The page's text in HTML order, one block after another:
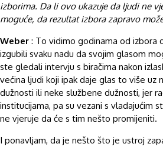
izborima. Da li ovo ukazuje da ljudi ne
moguće, da rezultat izbora zapravo
Weber : To vidimo godinama od izbora
izgubili svaku nadu da svojim glasom
ste gledali intervju s biračima nakon
većina ljudi koji ipak daje glas to više uz
dužnosti ili neke službene dužnosti, jer
institucijama, pa su vezani s vladajućim
ne vjeruje da će s tim nešto promijeniti.
I ponavljam, da je nešto što je ustroj